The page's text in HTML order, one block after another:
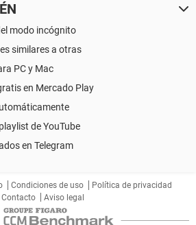
modo incógnito
similares a otras
PC y Mac
en Mercado Play
de YouTube
en Telegram
Condiciones de uso
Política de privacidad
Contacto
Aviso legal